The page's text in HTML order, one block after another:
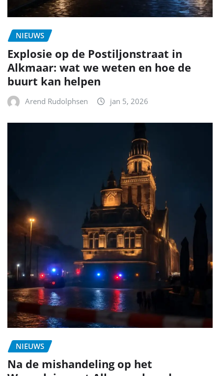
NIEUWS
Explosie op de Postiljonstraat in
Alkmaar: wat we weten en hoe de
buurt kan helpen
Arend Rudolphsen jan 5, 2026
NIEUWS
Na de mishandeling op het